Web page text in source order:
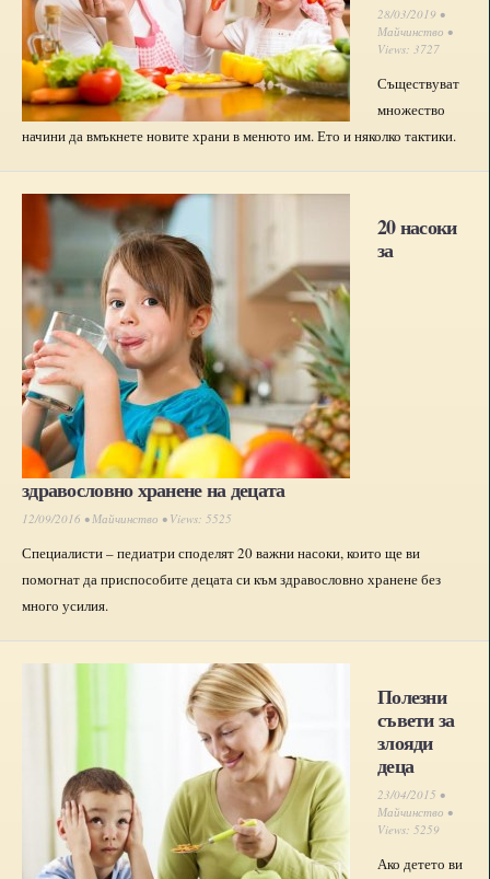
28/03/2019 •
Майчинство •
Views: 3727
Съществуват
множество
начини да вмъкнете новите храни в менюто им. Ето и няколко тактики.
20 насоки
за
здравословно хранене на децата
12/09/2016 •Майчинство • Views: 5525
Специалисти – педиатри споделят 20 важни насоки, които ще ви
помогнат да приспособите децата си към здравословно хранене без
много усилия.
Полезни
съвети за
злояди
деца
23/04/2015 •
Майчинство •
Views: 5259
Ако детето ви